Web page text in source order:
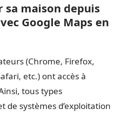
sa maison depuis
Google Maps en
(Chrome, Firefox,
etc.) ont accès à
tous types
de systèmes d’exploitation